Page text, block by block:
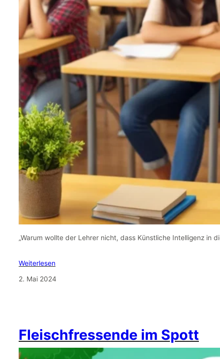
„Warum wollte der Lehrer nicht, dass Künstliche Intelligenz in
Weiterlesen
2. Mai 2024
Fleischfressende im Spott